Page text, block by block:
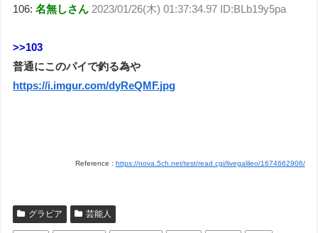
106:名無しさん 2023/01/26(木) 01:37:34.97 ID:BLb19y5pa
>>103
普通にこのパイで釣る為や
https://i.imgur.com/dyReQMF.jpg
Reference : https://nova.5ch.net/test/read.cgi/livegalileo/1674662906/
グラビア 芸能人